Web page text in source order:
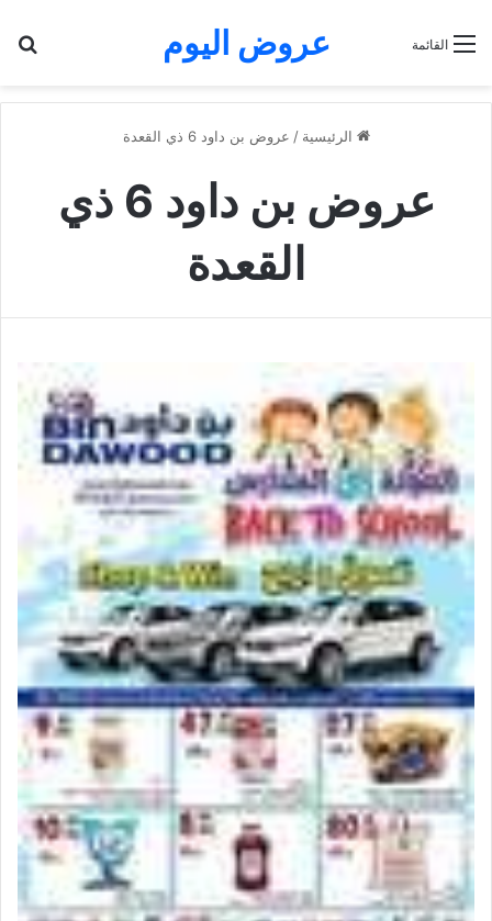
عروض اليوم القائمة
الرئيسية / عروض بن داود 6 ذي القعدة
عروض بن داود 6 ذي
القعدة